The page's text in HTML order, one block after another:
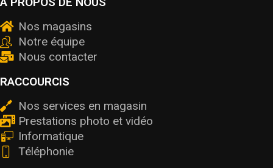
Nos magasins
Notre équipe
Nous contacter
RACCOURCIS
Nos services en magasin
Prestations photo et vidéo
Informatique
Téléphonie